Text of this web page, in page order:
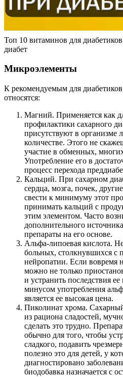
Топ 10 витаминов для
диабет
Микроэлементы
К рекомендуемым для
относятся:
Магний. Применяется как
профилактики сахарного
присутствуют в организме
количестве. Этого не
участие в обменных,
Употребление его в
процесс перехода
Кальций. При сахарном
сердца, мозга, почек,
свести к минимуму этот
принимать кальций с
этим элементом. Часто
дополнительного
препараты на его основе.
Альфа-липоевая кислота.
больных, столкнувшихся с
нейропатии. Если вовремя
можно не только
и устранить последствия
минусом употребления
является ее высокая цена.
Пиколинат хрома.
из рациона сладостей,
сделать это трудно.
обычно для того, чтобы
сладкого, подавить
полезно это для детей, у
диагностировано
биодобавка назначается с